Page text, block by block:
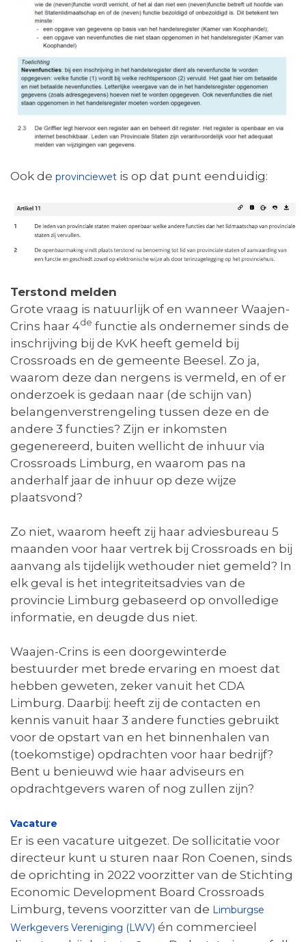
Ook de provinciewet is op dat punt eenduidig:
Terstond melden
Grote vraag is natuurlijk of en wanneer Waajen-
Crins haar 4de functie als ondernemer sinds de
inschrijving bij de KvK heeft gemeld bij
Crossroads en de gemeente Beesel. Zo ja,
waarom deze dan nergens is vermeld, en of er
onderzoek is gedaan naar (de schijn van)
belangenverstrengeling tussen deze en de
andere 3 functies? Zijn er inkomsten
gegenereerd, buiten wellicht de inhuur via
Crossroads Limburg, en waarom pas na
anderhalf jaar de inhuur op deze wijze
plaatsvond?
Zo niet, waarom heeft zij haar adviesbureau 5
maanden voor haar vertrek bij Crossroads en bij
aanvang als tijdelijk wethouder niet gemeld? In
elk geval is het integriteitsadvies van de
provincie Limburg gebaseerd op onvolledige
informatie, en deugde dus niet.
Waajen-Crins is een doorgewinterde
bestuurder met brede ervaring en moest dat
hebben geweten, zeker vanuit het CDA
Limburg. Daarbij: heeft zij de contacten en
kennis vanuit haar 3 andere functies gebruikt
voor de opstart van en het binnenhalen van
(toekomstige) opdrachten voor haar bedrijf?
Bent u benieuwd wie haar adviseurs en
opdrachtgevers waren of nog zullen zijn?
Vacature
Er is een vacature uitgezet. De sollicitatie voor
directeur kunt u sturen naar Ron Coenen, sinds
de oprichting in 2022 voorzitter van de Stichting
Economic Development Board Crossroads
Limburg, tevens voorzitter van de Limburgse
Werkgevers Vereniging (LWV) én commercieel